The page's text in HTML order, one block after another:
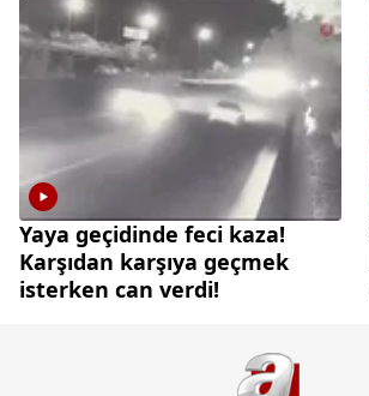
Yaya geçidinde feci kaza!
Karşıdan karşıya geçmek
isterken can verdi!